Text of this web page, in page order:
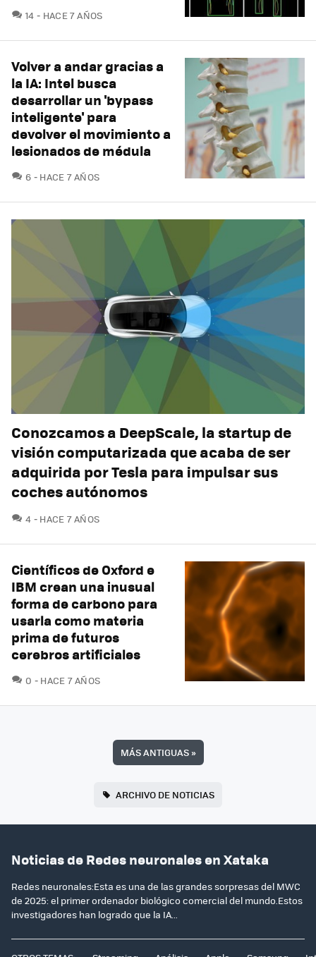
14 COMENTARIOS
HACE 7 AÑOS
Volver a andar gracias a
la IA: Intel busca
desarrollar un 'bypass
inteligente' para
devolver el movimiento a
lesionados de médula
6 COMENTARIOS
HACE 7 AÑOS
Conozcamos a DeepScale, la startup de
visión computarizada que acaba de ser
adquirida por Tesla para impulsar sus
coches autónomos
4 COMENTARIOS
HACE 7 AÑOS
Científicos de Oxford e
IBM crean una inusual
forma de carbono para
usarla como materia
prima de futuros
cerebros artificiales
0 COMENTARIOS
HACE 7 AÑOS
MÁS ANTIGUAS»
ARCHIVO DE NOTICIAS
Noticias de Redes neuronales en Xataka
Redes neuronales:Esta es una de las grandes sorpresas del MWC
de 2025: el primer ordenador biológico comercial del mundo.Estos
investigadores han logrado que la IA...